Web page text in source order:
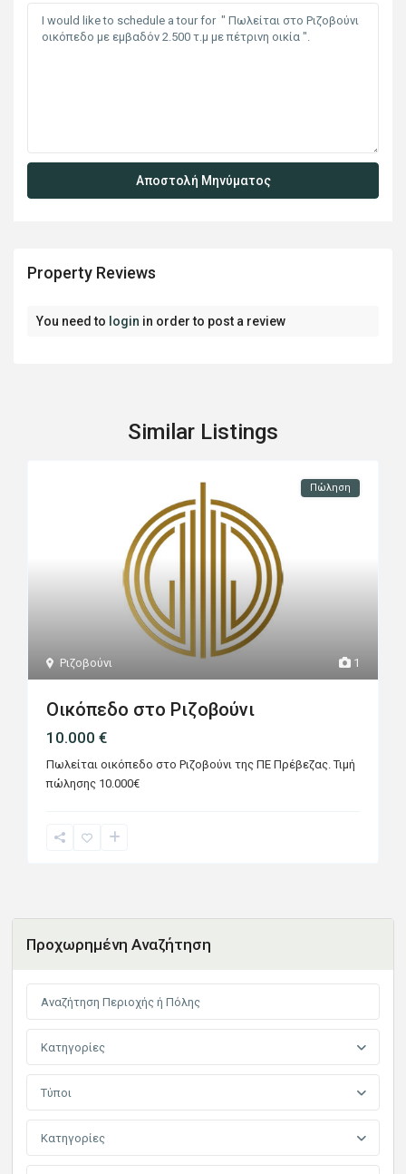
Property Reviews
You need to login in order to post a review
Similar Listings
1
Ριζοβούνι
Πώληση
Οικόπεδο στο Ριζοβούνι
10.000 €
Πωλείται οικόπεδο στο Ριζοβούνι της ΠΕ Πρέβεζας. Τιμή
πώλησης 10.000€
Προχωρημένη Αναζήτηση
Κατηγορίες
Τύποι
Κατηγορίες